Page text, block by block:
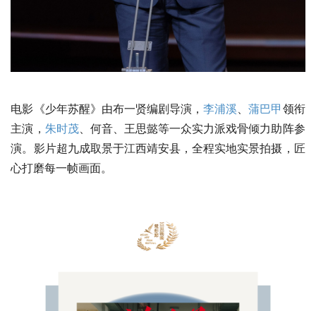
电影《少年苏醒》由布一贤编剧导演，李浦溪 、蒲巴甲 领衔
主演， 朱时茂、何音、王思懿等一众实力派戏骨倾力助阵参
演。影片超九成取景于江西靖安县，全程实地实景拍摄，匠
心打磨每一帧画面。